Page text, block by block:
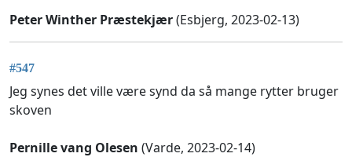
Peter Winther Præstekjær(Esbjerg, 2023-02-13)
#547
Jeg synes det ville være synd da så mange rytter bruger
skoven
Pernille vang Olesen (Varde, 2023-02-14)